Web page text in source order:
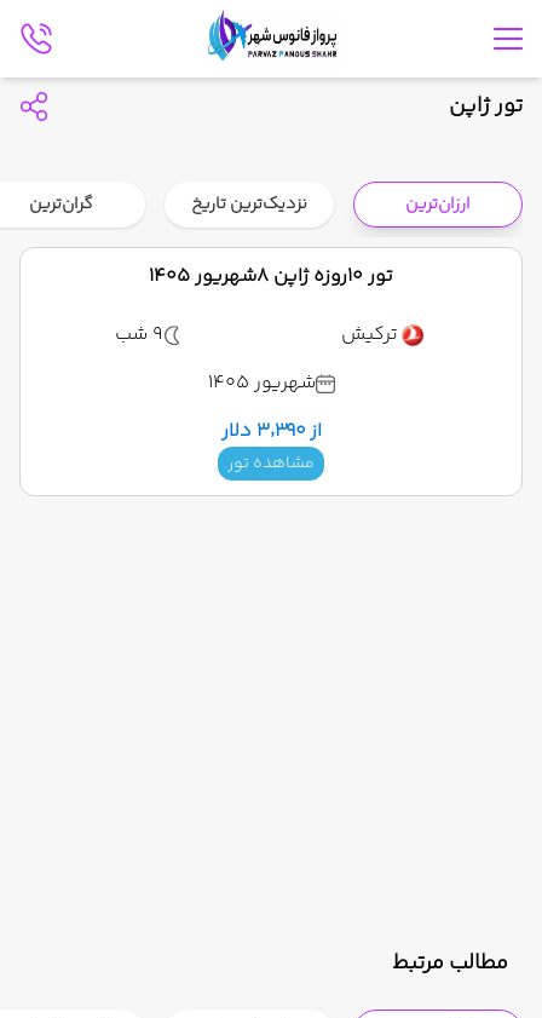
تور ژاپن
ارزان‌ترین نزدیک‌ترین تاریخ گران‌ترین
تور 10روزه ژاپن 8شهریور 1405
ترکیش
9 شب
شهریور 1405
از ۳٬۳۹۰ دلار
مشاهده تور
مطالب مرتبط